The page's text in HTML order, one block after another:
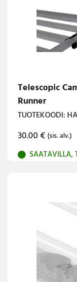
Telescopic
Runner
TUOTEKOODI:
30.00€ (sis. alv.)
SAATAVILLA,